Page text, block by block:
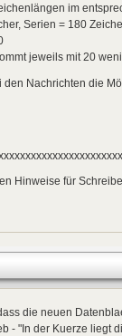
im
Serien = 180
jeweils mit 20
den Nachrichten die
Hinweise für
die neuen
- "In der Kuerze liegt